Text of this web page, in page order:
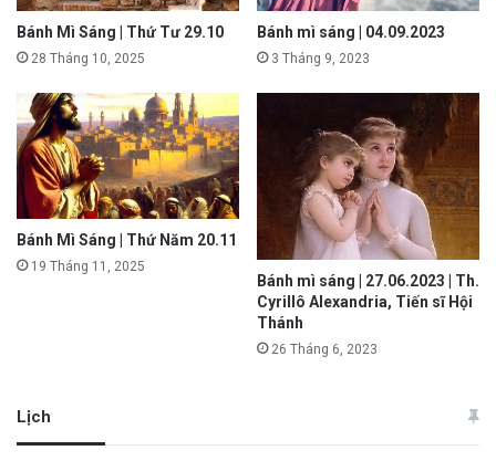
Bánh Mì Sáng | Thứ Tư 29.10
28 Tháng 10, 2025
Bánh mì sáng | 04.09.2023
3 Tháng 9, 2023
Bánh Mì Sáng | Thứ Năm 20.11
19 Tháng 11, 2025
Bánh mì sáng | 27.06.2023 | Th.
Cyrillô Alexandria, Tiến sĩ Hội
Thánh
26 Tháng 6, 2023
Lịch